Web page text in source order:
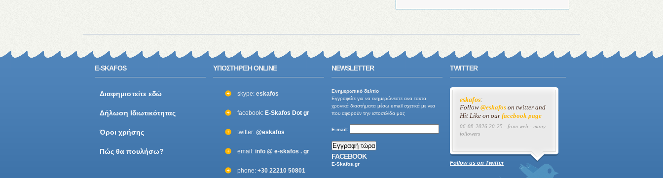
E-SKAFOS
Διαφημιστείτε εδώ
Δήλωση Ιδιωτικότητας
Όροι χρήσης
Πώς θα πουλήσω?
ΥΠΟΣΤΗΡΙΞΗ ONLINE
skype: eskafos
facebook: E-Skafos Dot gr
twitter: @eskafos
email: info @ e-skafos . gr
phone: +30 22210 50801
NEWSLETTER
Ενημερωτικό δελτίo
Εγγραφείτε για να ενημερώνεστε ανα τακτα
χρονικά διαστήματα μέσω email σχετικά με νεα
που αφορούν την ιστοσελίδα μας
E-mail:
FACEBOOK
E-Skafos.gr
TWITTER
eskafos:
Follow @eskafos on twitter and
Hit Like on our facebook page
06-08-2026 20:25 - from web - many
followers
Follow us on Twitter